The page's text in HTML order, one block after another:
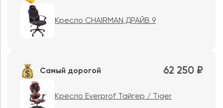
Кресло CHAIRMAN ДРАЙВ 9
Самый дорогой 62 250 ₽
Кресло Everprof Тайгер / Tiger